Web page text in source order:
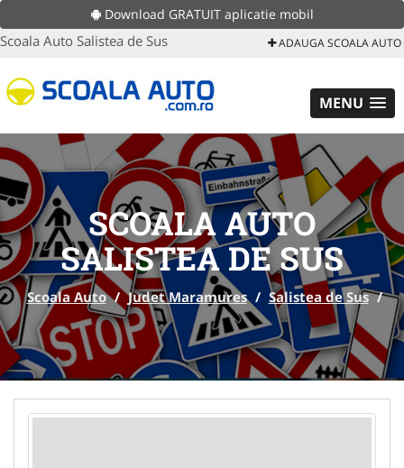
Download GRATUIT aplicatie mobil
Scoala Auto Salistea de Sus ADAUGA SCOALA AUTO
MENU
SCOALA AUTO
SALISTEA DE SUS
Scoala Auto / Judet Maramures / Salistea de Sus /